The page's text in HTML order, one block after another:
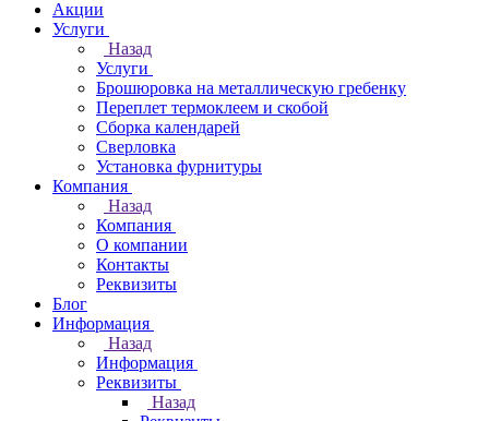
Акции
Услуги
Назад
Услуги
Брошюровка на металлическую гребенку
Переплет термоклеем и скобой
Сборка календарей
Сверловка
Установка фурнитуры
Компания
Назад
Компания
О компании
Контакты
Реквизиты
Блог
Информация
Назад
Информация
Реквизиты
Назад